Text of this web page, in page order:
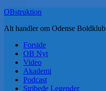
Skip
content
OBstruktion
Alt handler om Odense Boldklub
Forside
OB Nyt
Video
Akademi
Podcast
Stribede Legender